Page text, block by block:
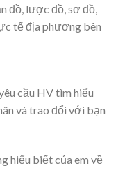
đồ, lược đồ, sơ đồ,
tế địa phương bên
cầu HV tìm hiểu
và trao đổi với bạn
hiểu biết của em về